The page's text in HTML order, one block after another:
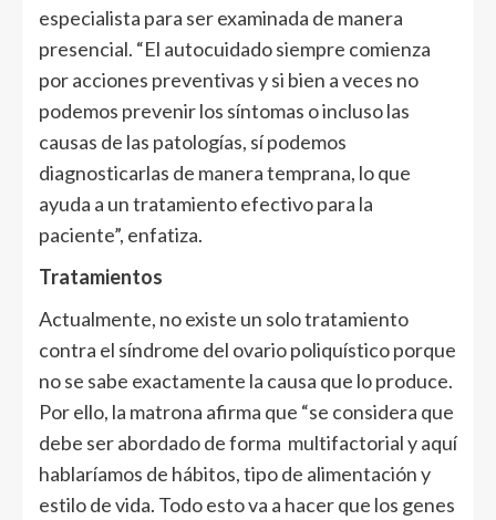
especialista para ser examinada de manera
presencial. “El autocuidado siempre comienza
por acciones preventivas y si bien a veces no
podemos prevenir los síntomas o incluso las
causas de las patologías, sí podemos
diagnosticarlas de manera temprana, lo que
ayuda a un tratamiento efectivo para la
paciente”, enfatiza.
Tratamientos
Actualmente, no existe un solo tratamiento
contra el síndrome del ovario poliquístico porque
no se sabe exactamente la causa que lo produce.
Por ello, la matrona afirma que “se considera que
debe ser abordado de forma multifactorial y aquí
hablaríamos de hábitos, tipo de alimentación y
estilo de vida. Todo esto va a hacer que los genes